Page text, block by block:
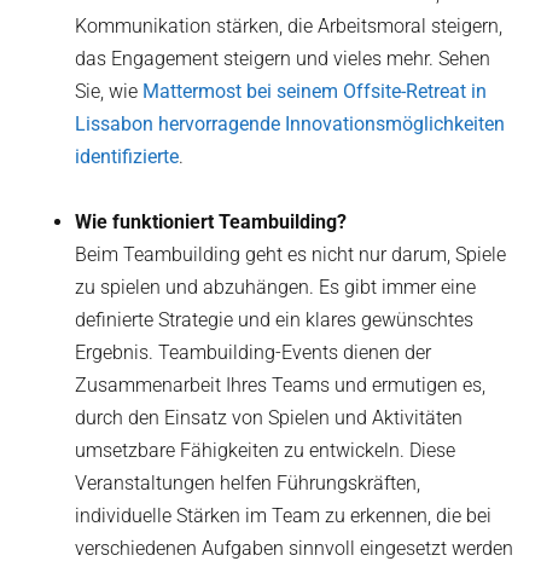
Kommunikation stärken, die Arbeitsmoral steigern,
das Engagement steigern und vieles mehr. Sehen
Sie, wie Mattermost bei seinem Offsite-Retreat in
Lissabon hervorragende Innovationsmöglichkeiten
identifizierte.
Wie funktioniert Teambuilding?
Beim Teambuilding geht es nicht nur darum, Spiele
zu spielen und abzuhängen. Es gibt immer eine
definierte Strategie und ein klares gewünschtes
Ergebnis. Teambuilding-Events dienen der
Zusammenarbeit Ihres Teams und ermutigen es,
durch den Einsatz von Spielen und Aktivitäten
umsetzbare Fähigkeiten zu entwickeln. Diese
Veranstaltungen helfen Führungskräften,
individuelle Stärken im Team zu erkennen, die bei
verschiedenen Aufgaben sinnvoll eingesetzt werden